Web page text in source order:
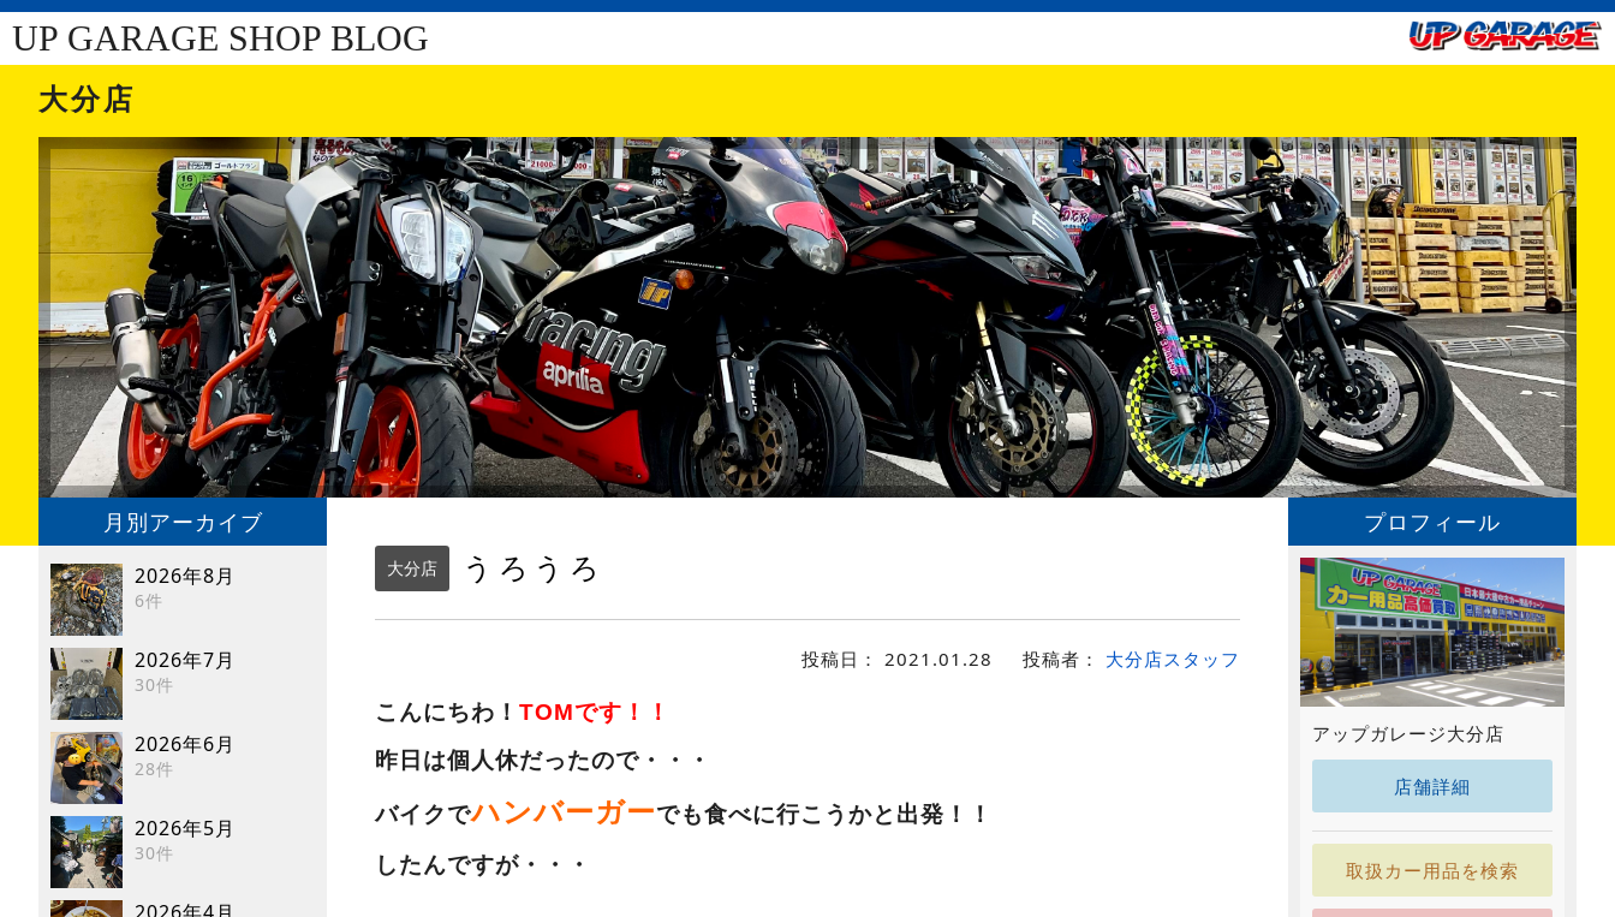
UP GARAGE SHOP BLOG
大分店
月別アーカイブ
2026年8月
6件
2026年7月
30件
2026年6月
28件
2026年5月
30件
大分店 うろうろ
投稿日： 2021.01.28 投稿者： 大分店スタッフ
こんにちわ！ TOMです！！
昨日は個人休だったので・・・
バイクでハンバーガーでも食べに行こうかと出発！！
したんですが・・・
プロフィール
アップガレージ大分店
店舗詳細
取扱カー用品を検索